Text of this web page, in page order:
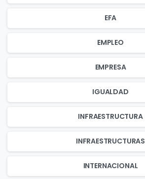
EFA
EMPLEO
EMPRESA
IGUALDAD
INFRAESTRUCTURA
INFRAESTRUCTURAS
INTERNACIONAL